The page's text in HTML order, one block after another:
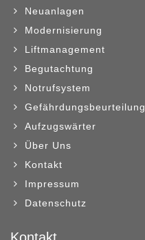
Neuanlagen
Modernisierung
Liftmanagement
Begutachtung
Notrufsystem
Gefährdungsbeurteilung
Aufzugswärter
Über Uns
Kontakt
Impressum
Datenschutz